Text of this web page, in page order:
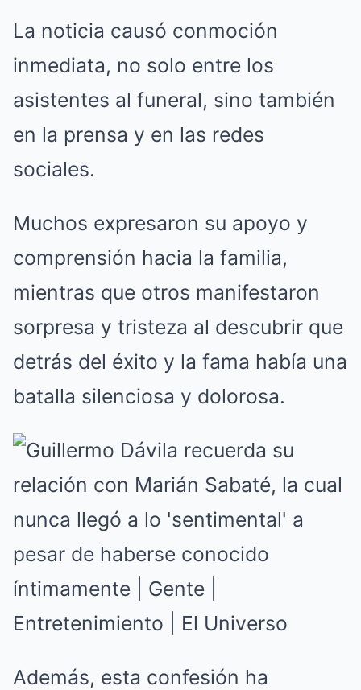
La noticia causó conmoción
inmediata, no solo entre los
asistentes al funeral, sino también
en la prensa y en las redes
sociales.
Muchos expresaron su apoyo y
comprensión hacia la familia,
mientras que otros manifestaron
sorpresa y tristeza al descubrir que
detrás del éxito y la fama había una
batalla silenciosa y dolorosa.
Además, esta confesión ha